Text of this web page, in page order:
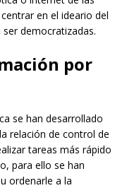
en el ideario del
democratizadas.
por
se han desarrollado
relación de control de
tareas más rápido
para ello se han
ordenarle a la